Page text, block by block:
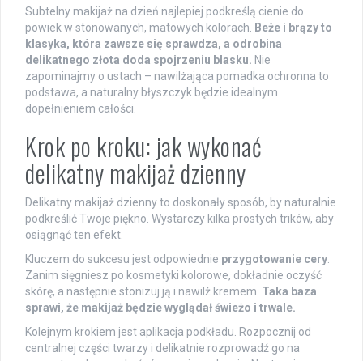
Subtelny makijaż na dzień najlepiej podkreślą cienie do
powiek w stonowanych, matowych kolorach.
Beże i brązy to
klasyka, która zawsze się sprawdza, a odrobina
delikatnego złota doda spojrzeniu blasku. Nie
zapominajmy o ustach – nawilżająca pomadka ochronna to
podstawa, a naturalny błyszczyk będzie idealnym
dopełnieniem całości.
Krok po kroku: jak wykonać
delikatny makijaż dzienny
Delikatny makijaż dzienny to doskonały sposób, by naturalnie
podkreślić Twoje piękno. Wystarczy kilka prostych trików, aby
osiągnąć ten efekt.
Kluczem do sukcesu jest odpowiednie przygotowanie cery
Zanim sięgniesz po kosmetyki kolorowe, dokładnie oczyść
skórę, a następnie stonizuj ją i nawilż kremem. Taka baza
sprawi, że makijaż będzie wyglądał świeżo i trwale.
Kolejnym krokiem jest aplikacja podkładu. Rozpocznij od
centralnej części twarzy i delikatnie rozprowadź go na